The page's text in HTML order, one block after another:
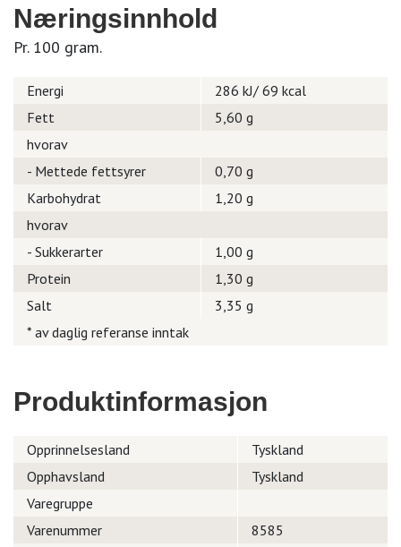
Næringsinnhold
Pr. 100 gram.
Energi
286 kJ/ 69 kcal
Fett
5,60 g
hvorav
- Mettede fettsyrer
0,70 g
Karbohydrat
1,20 g
hvorav
- Sukkerarter
1,00 g
Protein
1,30 g
Salt
3,35 g
* av daglig referanse inntak
Produktinformasjon
Opprinnelsesland
Tyskland
Opphavsland
Tyskland
Varegruppe
Varenummer
8585